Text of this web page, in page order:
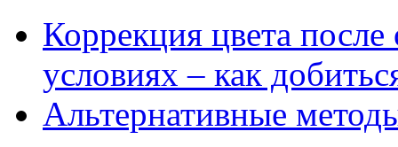
Коррекция цвета
условиях – как
Альтернативные